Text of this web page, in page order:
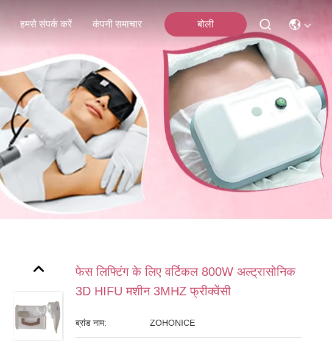
हमसे संपर्क करें कंपनी समाचार बोली
फेस लिफ्टिंग के लिए वर्टिकल 800W अल्ट्रासोनिक
3D HIFU मशीन 3MHZ फ्रीक्वेंसी
ब्रांड नाम: ZOHONICE